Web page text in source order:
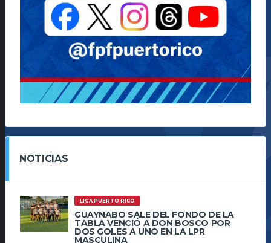
NOTICIAS
LIGA PUERTO RICO
GUAYNABO SALE DEL FONDO DE LA
TABLA VENCIÓ A DON BOSCO POR
DOS GOLES A UNO EN LA LPR
MASCULINA